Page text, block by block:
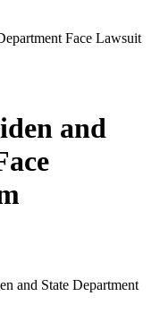
Face Lawsuit
and
and State Department